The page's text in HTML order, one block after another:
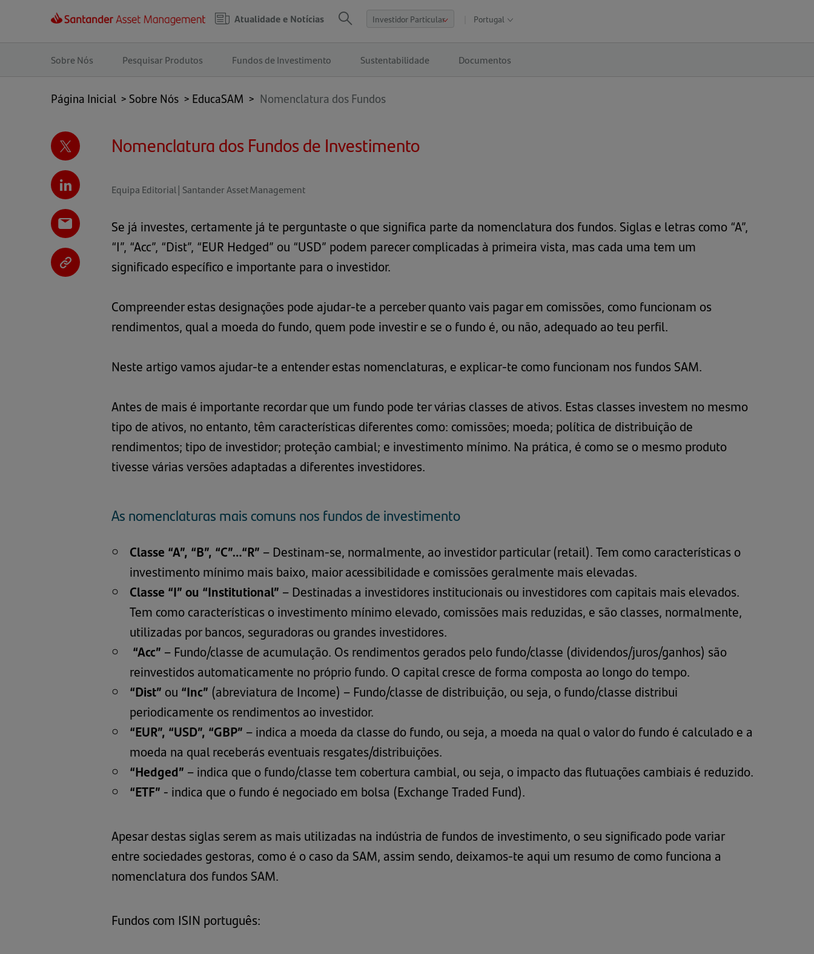
Atualidade e Notícias
Portugal
Abrir
Sobre Nós Pesquisar Produtos Fundos de Investimento Sustentabilidade Documentos
Página Inicial > Sobre Nós > EducaSAM > Nomenclatura dos Fundos
Nomenclatura dos Fundos de Investimento
Equipa Editorial | Santander Asset Management
Se já investes, certamente já te perguntaste o que significa parte da nomenclatura dos fundos. Siglas e letras como “A”,
“I”, “Acc”, “Dist”, “EUR Hedged” ou “USD” podem parecer complicadas à primeira vista, mas cada uma tem um
significado específico e importante para o investidor.
Compreender estas designações pode ajudar-te a perceber quanto vais pagar em comissões, como funcionam os
rendimentos, qual a moeda do fundo, quem pode investir e se o fundo é, ou não, adequado ao teu perfil.
Neste artigo vamos ajudar-te a entender estas nomenclaturas, e explicar-te como funcionam nos fundos SAM.
Antes de mais é importante recordar que um fundo pode ter várias classes de ativos. Estas classes investem no mesmo
tipo de ativos, no entanto, têm características diferentes como: comissões; moeda; política de distribuição de
rendimentos; tipo de investidor; proteção cambial; e investimento mínimo. Na prática, é como se o mesmo produto
tivesse várias versões adaptadas a diferentes investidores.
As nomenclaturas mais comuns nos fundos de investimento
Classe “A”, “B”, “C”…“R” – Destinam-se, normalmente, ao investidor particular (retail). Tem como características o
investimento mínimo mais baixo, maior acessibilidade e comissões geralmente mais elevadas.
Classe “I” ou “Institutional” – Destinadas a investidores institucionais ou investidores com capitais mais elevados.
Tem como características o investimento mínimo elevado, comissões mais reduzidas, e são classes, normalmente,
utilizadas por bancos, seguradoras ou grandes investidores.
“Acc” – Fundo/classe de acumulação. Os rendimentos gerados pelo fundo/classe (dividendos/juros/ganhos) são
reinvestidos automaticamente no próprio fundo. O capital cresce de forma composta ao longo do tempo.
“Dist” ou “Inc” (abreviatura de Income) – Fundo/classe de distribuição, ou seja, o fundo/classe distribui
periodicamente os rendimentos ao investidor.
“EUR”, “USD”, “GBP” – indica a moeda da classe do fundo, ou seja, a moeda na qual o valor do fundo é calculado e a
moeda na qual receberás eventuais resgates/distribuições.
“Hedged” – indica que o fundo/classe tem cobertura cambial, ou seja, o impacto das flutuações cambiais é reduzido.
“ETF” - indica que o fundo é negociado em bolsa (Exchange Traded Fund).
Apesar destas siglas serem as mais utilizadas na indústria de fundos de investimento, o seu significado pode variar
entre sociedades gestoras, como é o caso da SAM, assim sendo, deixamos-te aqui um resumo de como funciona a
nomenclatura dos fundos SAM.
Fundos com ISIN português: